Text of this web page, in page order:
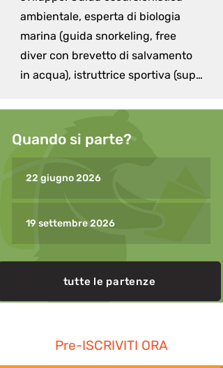
ambientale, esperta di biologia
marina (guida snorkeling, free
diver con brevetto di salvamento
in acqua), istruttrice sportiva (sup,
sportiva e gymstick), ha unito alla
pratica sportiva la passione
ragazzi e adulti in contesti
e lo sport siano veicoli importanti
piacere di viverli.
Quando si parte?
22 giugno 2026
19 settembre 2026
tutte le partenze
Pre-ISCRIVITI ORA